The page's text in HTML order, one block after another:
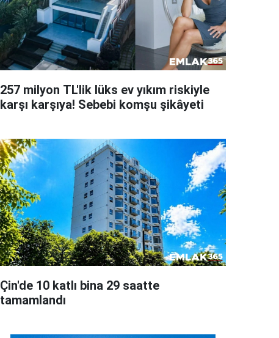
257 milyon TL'lik lüks ev yıkım riskiyle
karşı karşıya! Sebebi komşu şikâyeti
Çin'de 10 katlı bina 29 saatte
tamamlandı